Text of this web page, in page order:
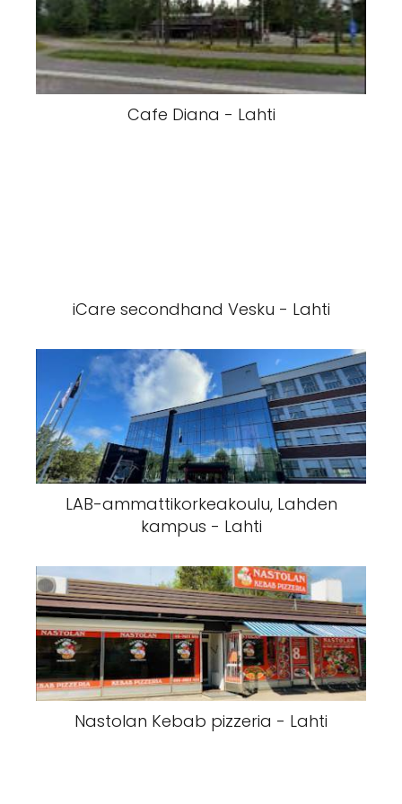
Cafe Diana - Lahti
iCare secondhand Vesku - Lahti
LAB-ammattikorkeakoulu, Lahden
kampus - Lahti
Nastolan Kebab pizzeria - Lahti